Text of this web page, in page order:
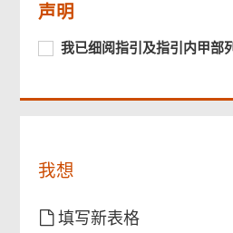
声明
我
阅
及
指
内
必
供
我已细阅指引及指引内甲部
我想
填写新表格